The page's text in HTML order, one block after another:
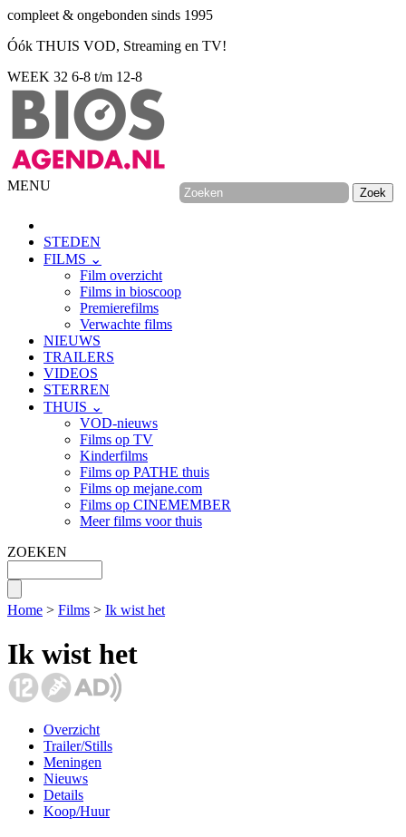
compleet & ongebonden sinds 1995
Óók THUIS VOD, Streaming en TV!
WEEK 32 6-8 t/m 12-8
MENU
STEDEN
FILMS ⌄
Film overzicht
Films in bioscoop
Premierefilms
Verwachte films
NIEUWS
TRAILERS
VIDEOS
STERREN
THUIS ⌄
VOD-nieuws
Films op TV
Kinderfilms
Films op PATHE thuis
Films op mejane.com
Films op CINEMEMBER
Meer films voor thuis
ZOEKEN
Home > Films > Ik wist het
Ik wist het
Overzicht
Trailer/Stills
Meningen
Nieuws
Details
Koop/Huur